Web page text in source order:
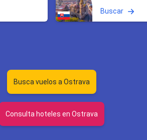
Buscar
Busca vuelos a Ostrava
Consulta hoteles en Ostrava